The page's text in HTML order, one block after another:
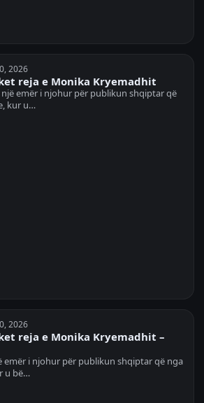
2026
reja e Monika Kryemadhit
një emër i njohur për publikun shqiptar që
kur u…
2026
reja e Monika Kryemadhit –
emër i njohur për publikun shqiptar që nga
u bë…